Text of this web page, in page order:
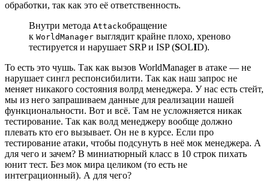
обработки, так как это её ответственность.
Внутри метода Attackобращение
к WorldManager выглядит крайне плохо, хреново
тестируется и нарушает SRP и ISP (SOLID).
То есть это чушь. Так как вызов WorldManager в атаке — не
нарушает сингл респонсибилити. Так как наш запрос не
меняет никакого состояния волрд менеджера. У нас есть стейт,
мы из него запрашиваем данные для реализации нашей
функциональности. Вот и всё. Там не усложняется никак
тестирование. Так как волд менеджеру вообще должно
плевать кто его вызывает. Он не в курсе. Если про
тестирование атаки, чтобы подсунуть в неё мок менеджера. А
для чего и зачем? В миниатюрный класс в 10 строк пихать
юнит тест. Без мок мира целиком (то есть не
интеграционный). А для чего?